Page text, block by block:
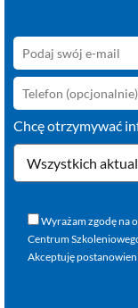
Chcę otrzymywać
Wyrażam zgodę na
Centrum
Akceptuję